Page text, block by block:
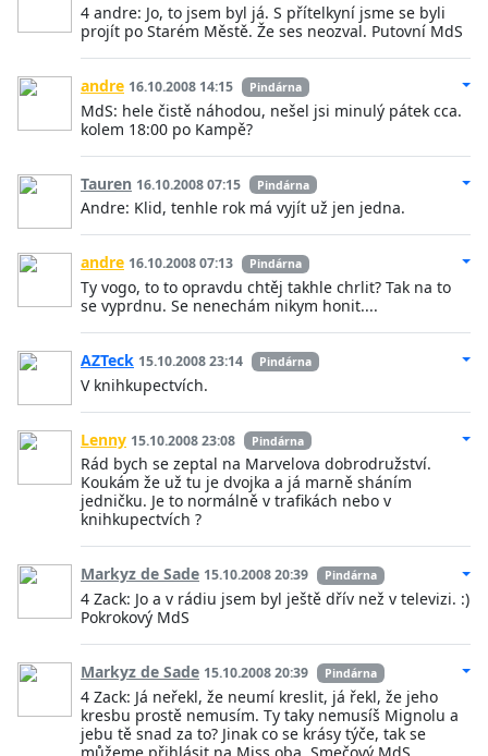
4 andre: Jo, to jsem byl já. S přítelkyní jsme se byli
projít po Starém Městě. Že ses neozval. Putovní MdS
andre 16.10.2008 14:15 Pindárna
MdS: hele čistě náhodou, nešel jsi minulý pátek cca.
kolem 18:00 po Kampě?
Tauren 16.10.2008 07:15 Pindárna
Andre: Klid, tenhle rok má vyjít už jen jedna.
andre 16.10.2008 07:13 Pindárna
Ty vogo, to to opravdu chtěj takhle chrlit? Tak na to
se vyprdnu. Se nenechám nikym honit....
AZTeck 15.10.2008 23:14 Pindárna
V knihkupectvích.
Lenny 15.10.2008 23:08 Pindárna
Rád bych se zeptal na Marvelova dobrodružství.
Koukám že už tu je dvojka a já marně sháním
jedničku. Je to normálně v trafikách nebo v
knihkupectvích ?
Markyz de Sade 15.10.2008 20:39 Pindárna
4 Zack: Jo a v rádiu jsem byl ještě dřív než v televizi. :)
Pokrokový MdS
Markyz de Sade 15.10.2008 20:39 Pindárna
4 Zack: Já neřekl, že neumí kreslit, já řekl, že jeho
kresbu prostě nemusím. Ty taky nemusíš Mignolu a
jebu tě snad za to? Jinak co se krásy týče, tak se
můžeme přihlásit na Miss oba. Smečový MdS